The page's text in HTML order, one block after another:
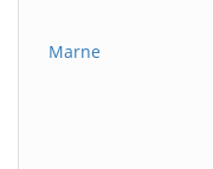
Marne